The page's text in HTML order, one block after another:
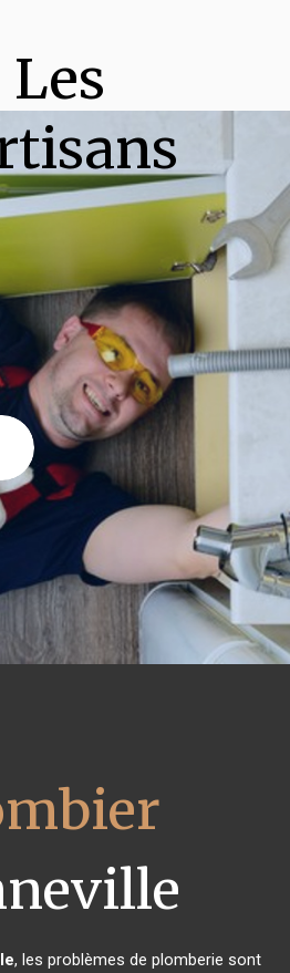
Les
, les problèmes de plomberie sont